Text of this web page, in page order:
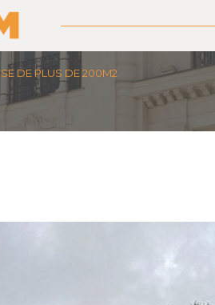
DE PLUS DE 200M2